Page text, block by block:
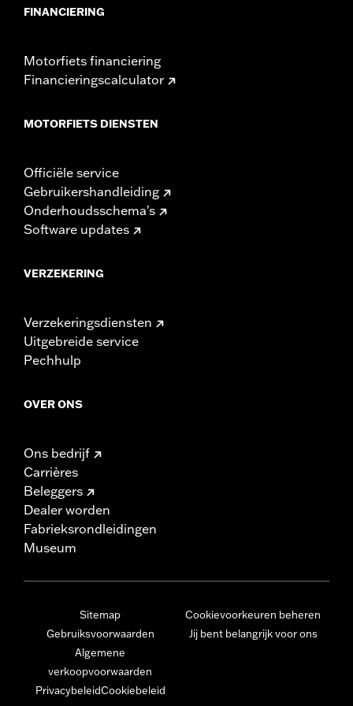
FINANCIERING
Motorfiets financiering
Financieringscalculator
MOTORFIETS DIENSTEN
Officiële service
Gebruikershandleiding
Onderhoudsschema's
Software updates
VERZEKERING
Verzekeringsdiensten
Uitgebreide service
Pechhulp
OVER ONS
Ons bedrijf
Carrières
Beleggers
Dealer worden
Fabrieksrondleidingen
Museum
Sitemap
Gebruiksvoorwaarden
Algemene
verkoopvoorwaarden
PrivacybeleidCookiebeleid
Cookievoorkeuren beheren
Jij bent belangrijk voor ons